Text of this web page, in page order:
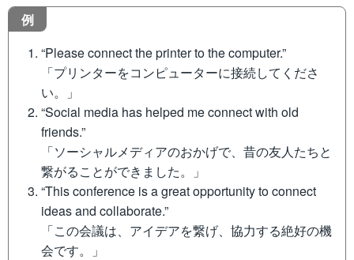
例
“Please connect the printer to the computer.”
「プリンターをコンピューターに接続してくださ
い。」
“Social media has helped me connect with old
friends.”
「ソーシャルメディアのおかげで、昔の友人たちと
繋がることができました。」
“This conference is a great opportunity to connect
ideas and collaborate.”
「この会議は、アイデアを繋げ、協力する絶好の機
会です。」